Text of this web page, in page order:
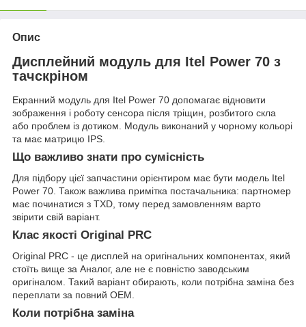
Опис
Дисплейний модуль для Itel Power 70 з
тачскріном
Екранний модуль для Itel Power 70 допомагає відновити
зображення і роботу сенсора після тріщин, розбитого скла
або проблем із дотиком. Модуль виконаний у чорному кольорі
та має матрицю IPS.
Що важливо знати про сумісність
Для підбору цієї запчастини орієнтиром має бути модель Itel
Power 70. Також важлива примітка постачальника: партномер
має починатися з TXD, тому перед замовленням варто
звірити свій варіант.
Клас якості Original PRC
Original PRC - це дисплей на оригінальних компонентах, який
стоїть вище за Аналог, але не є повністю заводським
оригіналом. Такий варіант обирають, коли потрібна заміна без
переплати за повний OEM.
Коли потрібна заміна